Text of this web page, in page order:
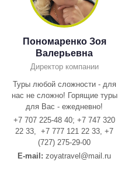
Пономаренко Зоя
Валерьевна
Директор компании
Туры любой сложности - для
нас не сложно! Горящие туры
для Вас - ежедневно!
+7 707 225-48 40; +7 747 320
22 33, +7 777 121 22 33, +7
(727) 275-29-00
E-mail: zoyatravel@mail.ru